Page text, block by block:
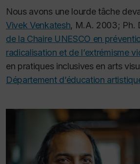
Nous avons une lourde tâche
Vivek Venkatesh, M.A. 2003; Ph.
de la Chaire UNESCO en
radicalisation et de l’extrémisme
en pratiques inclusives en arts
Département d’éducation